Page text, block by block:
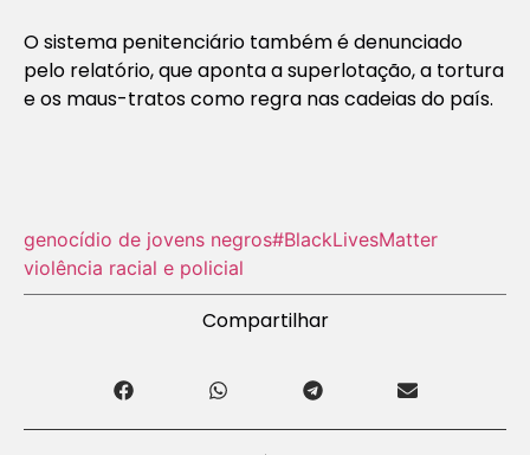
O sistema penitenciário também é denunciado
pelo relatório, que aponta a superlotação, a tortura
e os maus-tratos como regra nas cadeias do país.
genocídio de jovens negros#BlackLivesMatter
violência racial e policial
Compartilhar